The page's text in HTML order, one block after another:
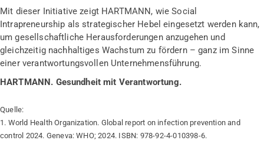
Mit dieser Initiative zeigt HARTMANN, wie Social
Intrapreneurship als strategischer Hebel eingesetzt werden kann,
um gesellschaftliche Herausforderungen anzugehen und
gleichzeitig nachhaltiges Wachstum zu fördern – ganz im Sinne
einer verantwortungsvollen Unternehmensführung.
HARTMANN. Gesundheit mit Verantwortung.
Quelle:
1. World Health Organization. Global report on infection prevention and
control 2024. Geneva: WHO; 2024. ISBN: 978-92-4-010398-6.